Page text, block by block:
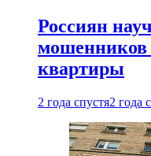
Россиян
мошенников
квартиры
2 года спустя2 года